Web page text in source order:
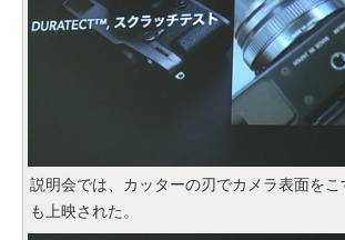
説明会では、カッターの刃でカメラ表面を
も上映された。